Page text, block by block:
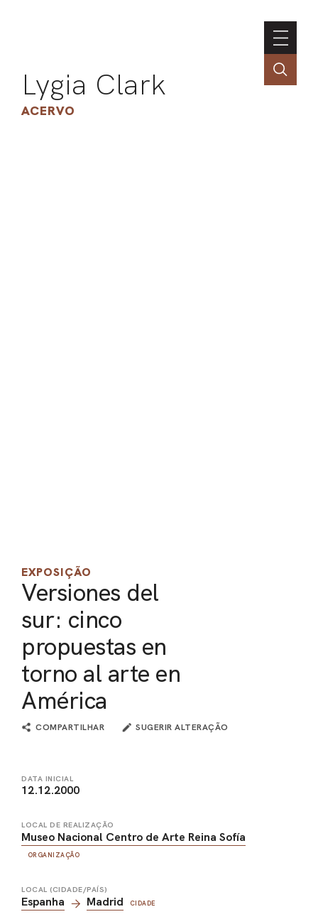
Lygia Clark
ACERVO
EXPOSIÇÃO
Versiones del
sur: cinco
propuestas en
torno al arte en
América
COMPARTILHAR SUGERIR ALTERAÇÃO
DATA INICIAL
12.12.2000
LOCAL DE REALIZAÇÃO
Museo Nacional Centro de Arte Reina Sofía
ORGANIZAÇÃO
LOCAL (CIDADE/PAÍS)
Espanha Madrid CIDADE